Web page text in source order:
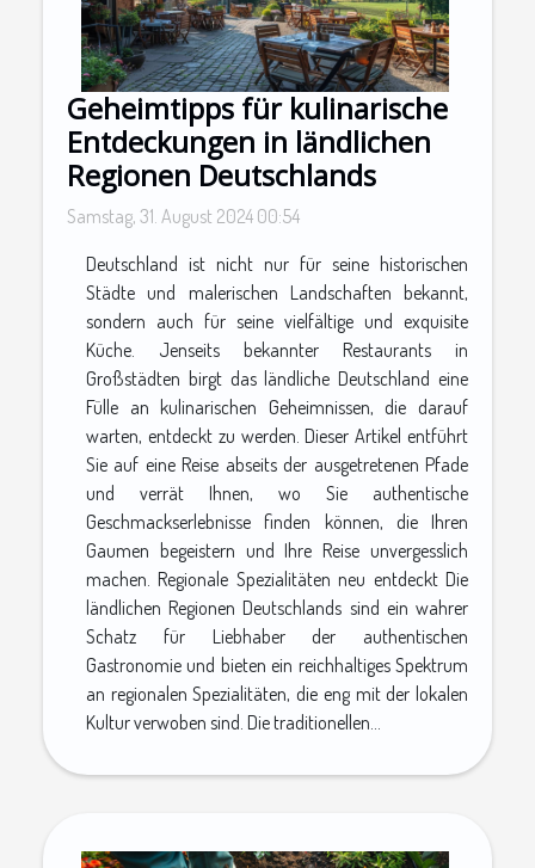
Geheimtipps für kulinarische
Entdeckungen in ländlichen
Regionen Deutschlands
Samstag, 31. August 2024 00:54
Deutschland ist nicht nur für seine historischen
Städte und malerischen Landschaften bekannt,
sondern auch für seine vielfältige und exquisite
Küche. Jenseits bekannter Restaurants in
Großstädten birgt das ländliche Deutschland eine
Fülle an kulinarischen Geheimnissen, die darauf
warten, entdeckt zu werden. Dieser Artikel entführt
Sie auf eine Reise abseits der ausgetretenen Pfade
und verrät Ihnen, wo Sie authentische
Geschmackserlebnisse finden können, die Ihren
Gaumen begeistern und Ihre Reise unvergesslich
machen. Regionale Spezialitäten neu entdeckt Die
ländlichen Regionen Deutschlands sind ein wahrer
Schatz für Liebhaber der authentischen
Gastronomie und bieten ein reichhaltiges Spektrum
an regionalen Spezialitäten, die eng mit der lokalen
Kultur verwoben sind. Die traditionellen...